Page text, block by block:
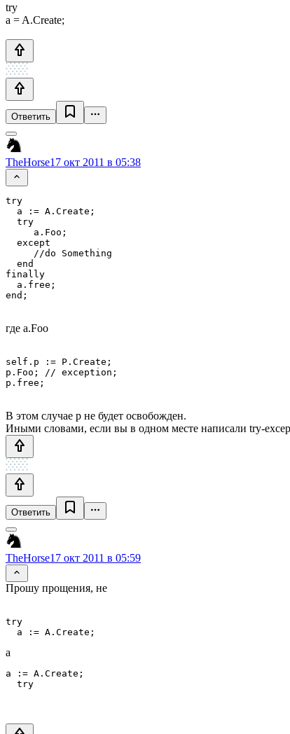
try
a = A.Create;
Ответить
TheHorse17 окт 2011 в 05:38
try
  a := A.Create;
  try
     a.Foo;
  except
     //do Something
  end
finally
  a.free;
где a.Foo
self.p := P.Create;
p.Foo; // exception;
В этом случае p не будет освобожден.
Иными словами, если вы в одном месте написали try-
Ответить
TheHorse17 окт 2011 в 05:59
Прошу прощения, не
try
а
a := A.Create;